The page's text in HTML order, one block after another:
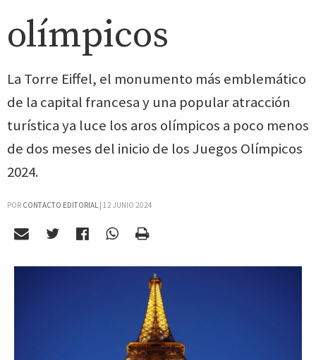
olímpicos
La Torre Eiffel, el monumento más emblemático
de la capital francesa y una popular atracción
turística ya luce los aros olímpicos a poco menos
de dos meses del inicio de los Juegos Olímpicos
2024.
POR CONTACTO EDITORIAL| 12 JUNIO 2024